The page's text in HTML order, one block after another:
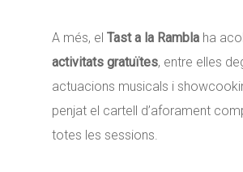
A més, el Tast a la Rambla ha
activitats gratuïtes, entre elles
actuacions musicals i
penjat el cartell d’aforament
totes les sessions.